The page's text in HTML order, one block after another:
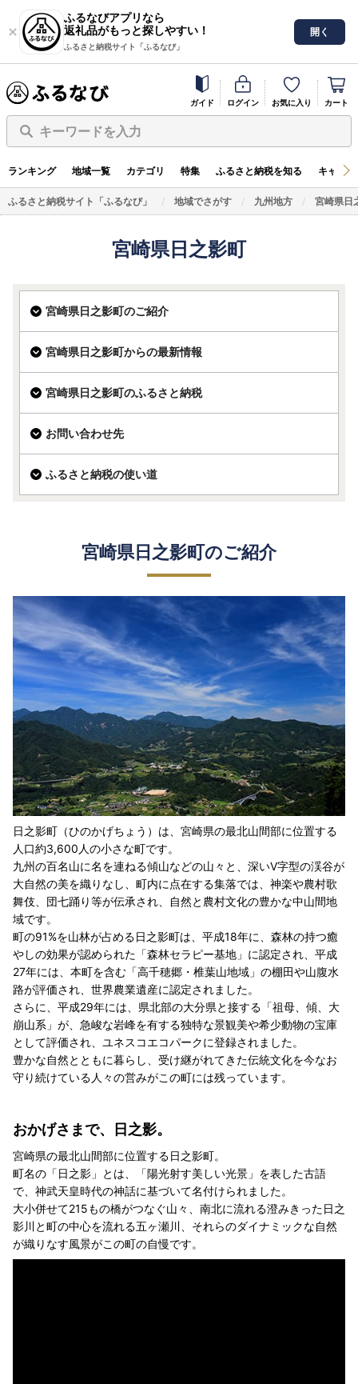
ふるなびアプリなら
返礼品がもっと探しやすい！
ふるさと納税サイト「ふるなび」
開く
ガイド ログイン お気に入り カート
キーワードを入力
ランキング 地域一覧 カテゴリ 特集 ふるさと納税を知る キャン
ふるさと納税サイト「ふるなび」 地域でさがす 九州地方 宮崎県日
宮崎県日之影町
宮崎県日之影町のご紹介
宮崎県日之影町からの最新情報
宮崎県日之影町のふるさと納税
お問い合わせ先
ふるさと納税の使い道
宮崎県日之影町のご紹介
日之影町（ひのかげちょう）は、宮崎県の最北山間部に位置する
人口約3,600人の小さな町です。
九州の百名山に名を連ねる傾山などの山々と、深いV字型の渓谷が
大自然の美を織りなし、町内に点在する集落では、神楽や農村歌
舞伎、団七踊り等が伝承され、自然と農村文化の豊かな中山間地
域です。
町の91%を山林が占める日之影町は、平成18年に、森林の持つ癒
やしの効果が認められた「森林セラピー基地」に認定され、平成
27年には、本町を含む「高千穂郷・椎葉山地域」の棚田や山腹水
路が評価され、世界農業遺産に認定されました。
さらに、平成29年には、県北部の大分県と接する「祖母、傾、大
崩山系」が、急峻な岩峰を有する独特な景観美や希少動物の宝庫
として評価され、ユネスコエコパークに登録されました。
豊かな自然とともに暮らし、受け継がれてきた伝統文化を今なお
守り続けている人々の営みがこの町には残っています。
おかげさまで、日之影。
宮崎県の最北山間部に位置する日之影町。
町名の「日之影」とは、「陽光射す美しい光景」を表した古語
で、神武天皇時代の神話に基づいて名付けられました。
大小併せて215もの橋がつなぐ山々、南北に流れる澄みきった日之
影川と町の中心を流れる五ヶ瀬川、それらのダイナミックな自然
が織りなす風景がこの町の自慢です。